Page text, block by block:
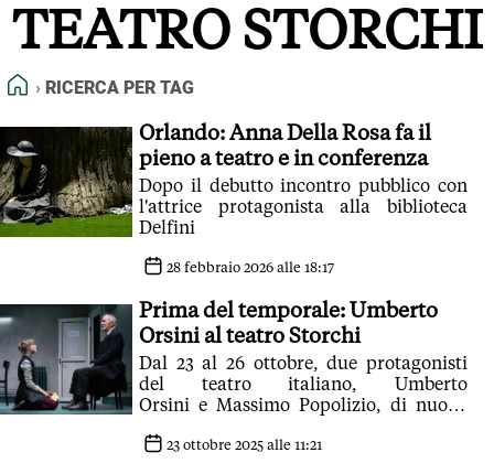
FEED RSS
NORMATIVE DEONTOLOGICHE
TERMINI e CONDIZIONI
TEATRO STORCHI
HOME
RICERCA PER TAG
Orlando: Anna Della Rosa fa il
pieno a teatro e in conferenza
Dopo il debutto incontro pubblico con
l'attrice protagonista alla biblioteca
Delfini
28 febbraio 2026 alle 18:17
Prima del temporale: Umberto
Orsini al teatro Storchi
Dal 23 al 26 ottobre, due protagonisti
del teatro italiano, Umberto
Orsini e Massimo Popolizio, di nuovo
irresistibili della scorsa stagione
23 ottobre 2025 alle 11:21